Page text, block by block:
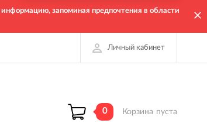
запоминая предпочтения в области
Личный кабинет
0 Корзина пуста